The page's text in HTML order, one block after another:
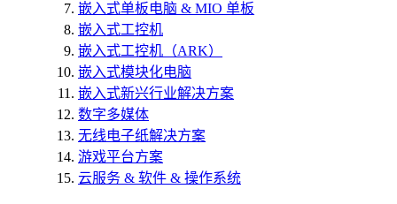
嵌入式单板电脑 & MIO 单板
嵌入式工控机
嵌入式工控机（ARK）
嵌入式模块化电脑
嵌入式新兴行业解决方案
数字多媒体
无线电子纸解决方案
游戏平台方案
云服务 & 软件 & 操作系统